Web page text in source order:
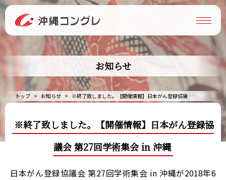
お知らせ
トップ お知らせ ※終了致しました。【開催情報】日本がん登録協議会 第27回学術集会 in 沖縄
※終了致しました。【開催情報】日本がん登録協
議会 第27回学術集会 in 沖縄
日本がん登録協議会 第27回学術集会 in 沖縄が2018年6